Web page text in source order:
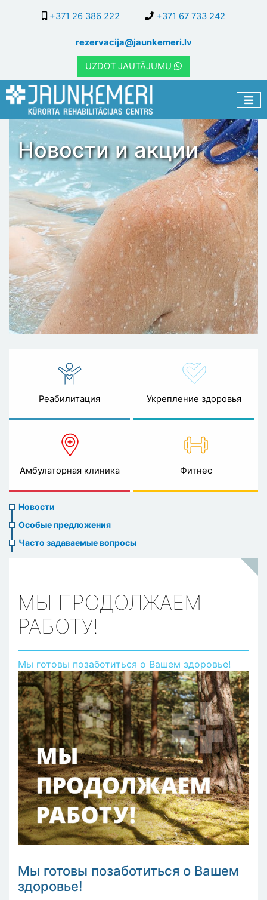
основному
содержанию
+371 26 386 222 +371 67 733 242
rezervacija@jaunkemeri.lv
UZDOT JAUTĀJUMU
Новости и акции
Реабилитация Укрепление здоровья
Амбулаторная клиника Фитнес
News
menu
Новости
Особые предложения
Часто задаваемые вопросы
МЫ ПРОДОЛЖАЕМ
РАБОТУ!
Мы готовы позаботиться о Вашем здоровье!
Мы готовы позаботиться о Вашем
здоровье!